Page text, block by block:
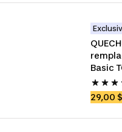
Basic
29,00 $